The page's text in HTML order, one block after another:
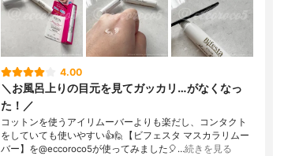
4.00
＼お風呂上りの目元を見てガッカリ…がなくなっ
た！／ ⁡
コットンを使うアイリムーバーよりも楽だし、コンタクト
をしていても使いやすい👍⁡⁡⁡🙋【ビフェスタ マスカラリムー
バー】を@eccoroco5が使ってみました🎈…続きを見る